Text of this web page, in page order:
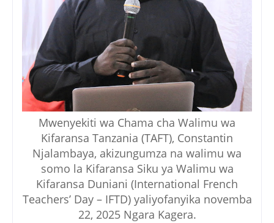
Mwenyekiti wa Chama cha Walimu wa
Kifaransa Tanzania (TAFT), Constantin
Njalambaya, akizungumza na walimu wa
somo la Kifaransa Siku ya Walimu wa
Kifaransa Duniani (International French
Teachers’ Day – IFTD) yaliyofanyika novemba
22, 2025 Ngara Kagera.